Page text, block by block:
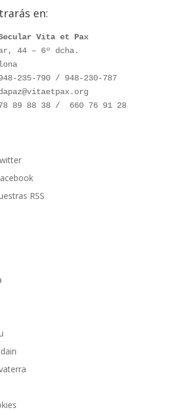
en:
Vita et Pax
44 – 6º dcha.
235-790 / 948-230-787
89 88 38 /  660 76 91 28
RSS